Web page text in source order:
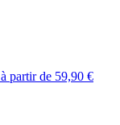
à partir de 59,90 €